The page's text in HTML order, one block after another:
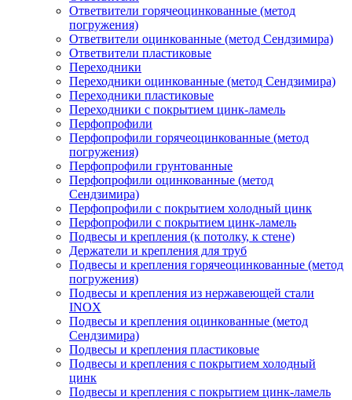
Ответвители горячеоцинкованные (метод
погружения)
Ответвители оцинкованные (метод Сендзимира)
Ответвители пластиковые
Переходники
Переходники оцинкованные (метод Сендзимира)
Переходники пластиковые
Переходники с покрытием цинк-ламель
Перфопрофили
Перфопрофили горячеоцинкованные (метод
погружения)
Перфопрофили грунтованные
Перфопрофили оцинкованные (метод
Сендзимира)
Перфопрофили с покрытием холодный цинк
Перфопрофили с покрытием цинк-ламель
Подвесы и крепления (к потолку, к стене)
Держатели и крепления для труб
Подвесы и крепления горячеоцинкованные (метод
погружения)
Подвесы и крепления из нержавеющей стали
INOX
Подвесы и крепления оцинкованные (метод
Сендзимира)
Подвесы и крепления пластиковые
Подвесы и крепления с покрытием холодный
цинк
Подвесы и крепления с покрытием цинк-ламель